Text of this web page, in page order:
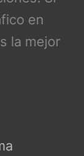
en
la mejor